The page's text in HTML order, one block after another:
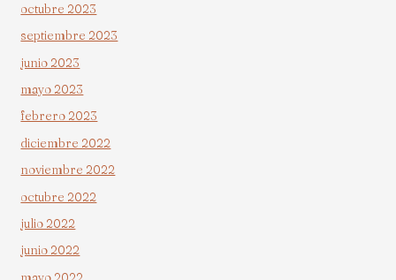
octubre 2023
septiembre 2023
junio 2023
mayo 2023
febrero 2023
diciembre 2022
noviembre 2022
octubre 2022
julio 2022
junio 2022